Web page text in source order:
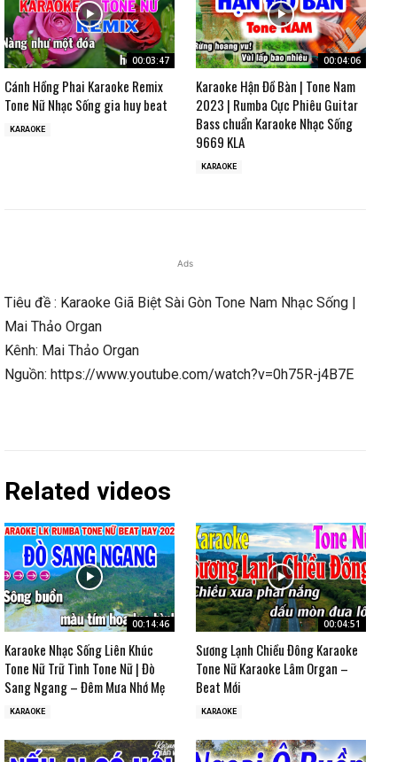
00:03:47
Cánh Hồng Phai Karaoke Remix
Tone Nữ Nhạc Sống gia huy beat
KARAOKE
00:04:06
Karaoke Hận Đồ Bàn | Tone Nam
2023 | Rumba Cực Phiêu Guitar
Bass chuẩn Karaoke Nhạc Sống
9669 KLA
KARAOKE
Ads
Tiêu đề : Karaoke Giã Biệt Sài Gòn Tone Nam Nhạc Sống |
Mai Thảo Organ
Kênh: Mai Thảo Organ
Nguồn: https://www.youtube.com/watch?v=0h75R-j4B7E
Related videos
00:14:46
Karaoke Nhạc Sống Liên Khúc
Tone Nữ Trữ Tình Tone Nữ | Đò
Sang Ngang – Đêm Mưa Nhớ Mẹ
KARAOKE
00:04:51
Sương Lạnh Chiều Đông Karaoke
Tone Nữ Karaoke Lâm Organ –
Beat Mới
KARAOKE